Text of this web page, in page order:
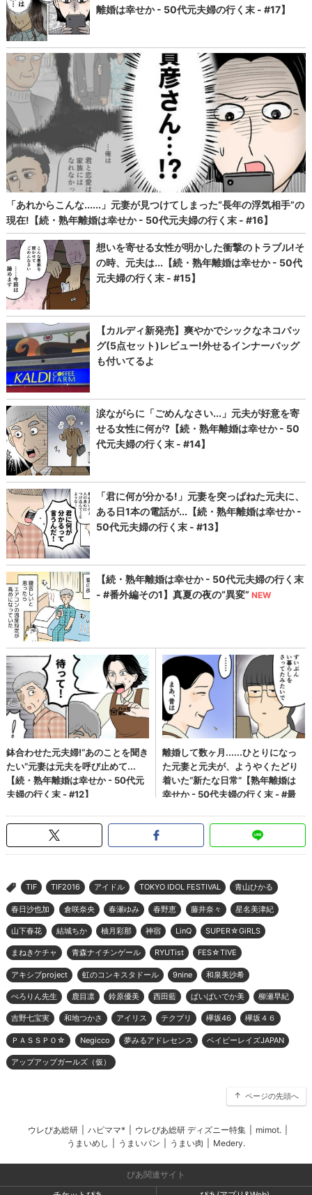
> TIF TIF2016 アイドル TOKYO IDOL FESTIVAL 青山ひかる
春日沙也加 倉咲奈央 春瀬ゆみ 春野恵 藤井奈々 星名美津紀
山下春花 結城ちか 柚月彩那 神宿 LinQ SUPER☆GiRLS
まねきケチャ 青森ナイチンゲール RYUTist FES☆TIVE
アキシブproject 虹のコンキスタドール 9nine 和泉美沙希
ぺろりん先生 鹿目凛 鈴原優美 西田藍 ぱいぱいでか美 柳瀬早紀
吉野七宝実 和地つかさ アイリス テクプリ 欅坂46 欅坂４６
ＰＡＳＳＰＯ☆ Negicco 夢みるアドレセンス ベイビーレイズJAPAN
アップアップガールズ（仮）
ページの先頭へ
ウレぴあ総研 ハピママ* ウレぴあ総研 ディズニー特集 mimot.
うまいめし
うまいパン うまい肉 Medery.
ぴあ関連サイト